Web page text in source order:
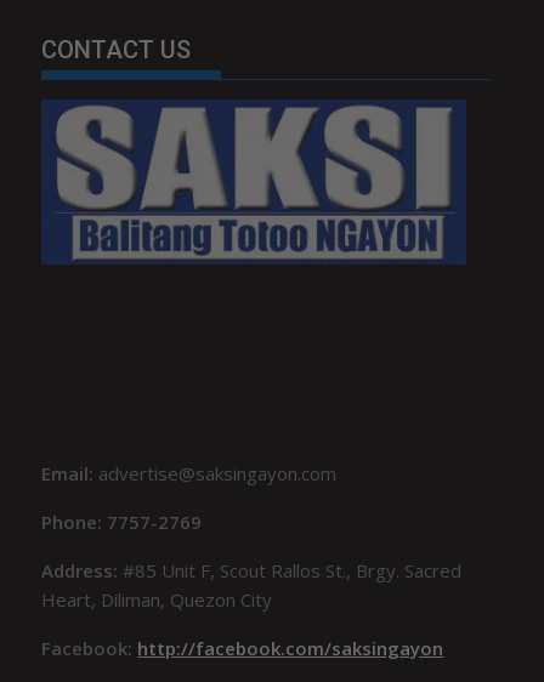
CONTACT US
Email: advertise@saksingayon.com
Phone: 7757-2769
Address:#85 Unit F, Scout Rallos St., Brgy. Sacred
Heart, Diliman, Quezon City
Facebook: http://facebook.com/saksingayon